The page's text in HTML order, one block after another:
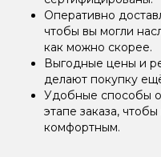
Оперативно
чтобы вы могли
как можно скорее.
Выгодные цены и
делают покупку
Удобные способы
этапе заказа,
комфортным.